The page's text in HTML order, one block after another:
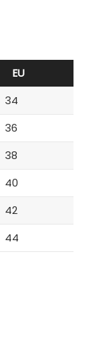
EU
34
36
38
40
42
44